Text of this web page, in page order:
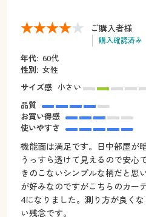
ご購入者様
購入確認済み
年代: 60代
性別: 女性
サイズ感 小さい
品質
お買い得感
使いやすさ
機能面は満足です。日中部屋が
うっすら透けて見えるので安心
きのこないシンプルな柄だと思
が好みなのですがこちらのカー
4になりました。測り方が良く
い残念です。